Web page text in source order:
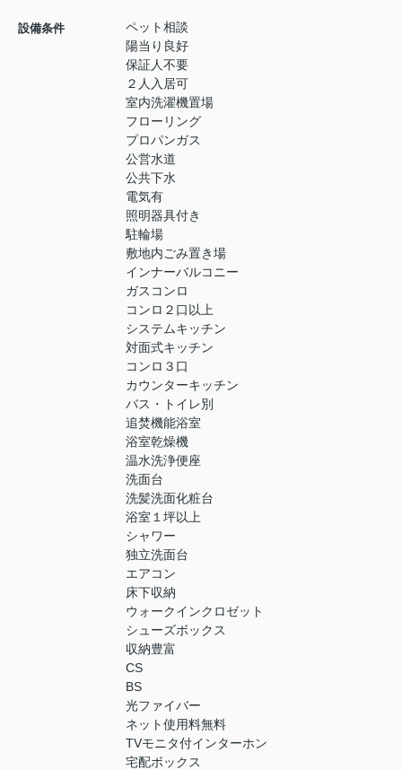
設備条件
ペット相談
陽当り良好
保証人不要
２人入居可
室内洗濯機置場
フローリング
プロパンガス
公営水道
公共下水
電気有
照明器具付き
駐輪場
敷地内ごみ置き場
インナーバルコニー
ガスコンロ
コンロ２口以上
システムキッチン
対面式キッチン
コンロ３口
カウンターキッチン
バス・トイレ別
追焚機能浴室
浴室乾燥機
温水洗浄便座
洗面台
洗髪洗面化粧台
浴室１坪以上
シャワー
独立洗面台
エアコン
床下収納
ウォークインクロゼット
シューズボックス
収納豊富
CS
BS
光ファイバー
ネット使用料無料
TVモニタ付インターホン
宅配ボックス